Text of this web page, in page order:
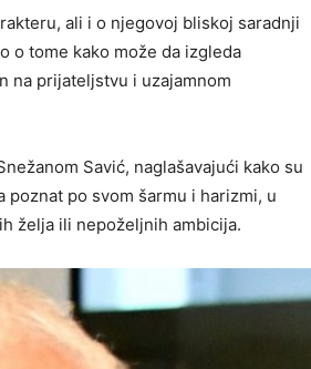
ali i o njegovoj bliskoj saradnji
o tome kako može da izgleda
na prijateljstvu i uzajamnom
Savić, naglašavajući kako su
poznat po svom šarmu i harizmi, u
želja ili nepoželjnih ambicija.